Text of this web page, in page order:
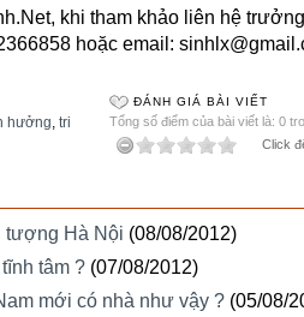
khi tham khảo liên hệ
hoặc email:
hưởng, tri
ĐÁNH GIÁ BÀI VIẾT
Tổng số điểm của bài viết là: 0
Click
tượng Hà Nội (08/08/2012)
tâm ? (07/08/2012)
mới có nhà như vậy ? (05/08/